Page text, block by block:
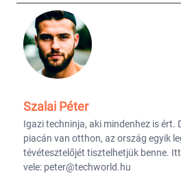
Szalai Péter
Igazi techninja, aki mindenhez is ért.
piacán van otthon, az ország egyik
tévétesztelőjét tisztelhetjük benne.
vele: peter@techworld.hu